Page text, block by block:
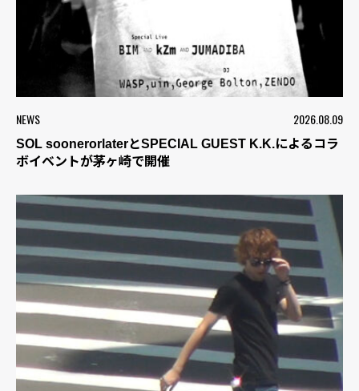
NEWS 2026.08.09
SOL soonerorlaterとSPECIAL GUEST K.K.によるコラ
ボイベントが茅ヶ崎で開催